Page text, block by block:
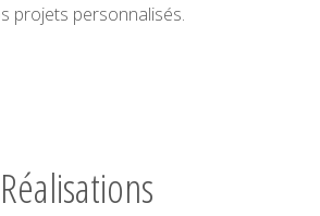
projets personnalisés.
Réalisations